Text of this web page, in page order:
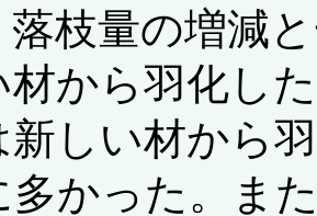
落枝量の増減
材から羽化し
新しい材から
多かった。ま